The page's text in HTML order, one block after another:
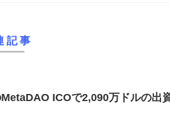
記事
ICOで2,090万ドルの出